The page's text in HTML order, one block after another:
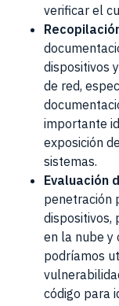
verificar el
dispositivos
de red,
importante
exposición
sistemas.
Evaluación
penetración
dispositivos,
en la nube y
podríamos
código para